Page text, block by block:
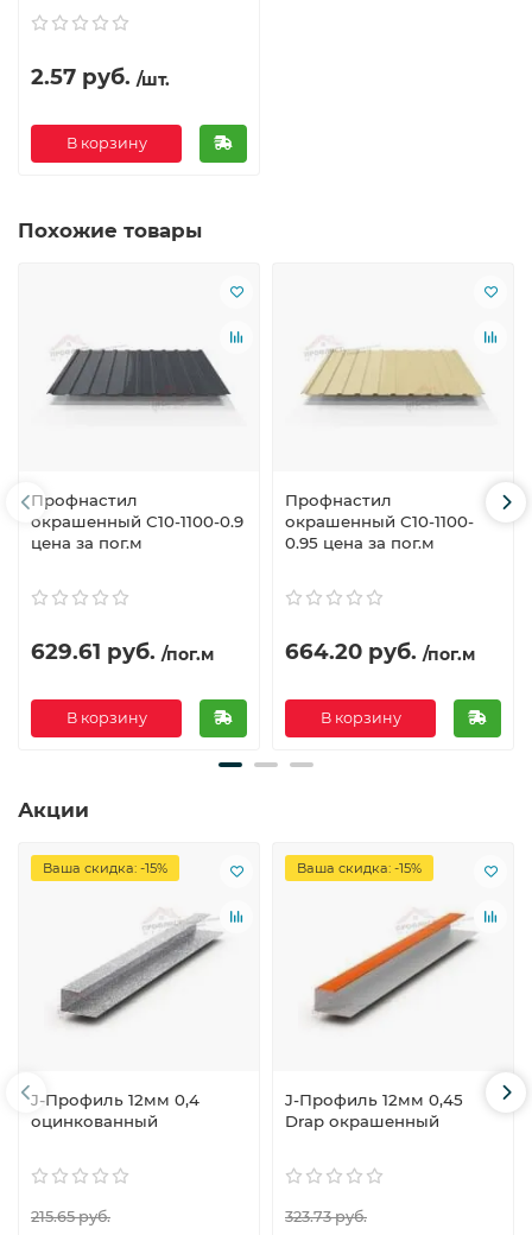
2.57 руб. /шт.
В корзину
Похожие товары
Профнастил
окрашенный С10-1100-0.9
цена за пог.м
629.61 руб. /пог.м
В корзину
Профнастил
окрашенный С10-1100-
0.95 цена за пог.м
664.20 руб. /пог.м
В корзину
Акции
Ваша скидка: -15%
J-Профиль 12мм 0,4
оцинкованный
215.65 руб.
Ваша скидка: -15%
J-Профиль 12мм 0,45
Drap окрашенный
323.73 руб.